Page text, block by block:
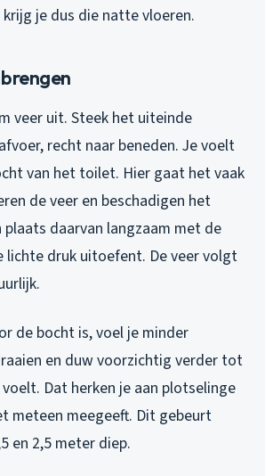
je dus die natte vloeren.
veer uit. Steek het uiteinde
recht naar beneden. Je voelt
van het toilet. Hier gaat het vaak
de veer en beschadigen het
plaats daarvan langzaam met de
lichte druk uitoefent. De veer volgt
de bocht is, voel je minder
en duw voorzichtig verder tot
Dat herken je aan plotselinge
meteen meegeeft. Dit gebeurt
en 2,5 meter diep.